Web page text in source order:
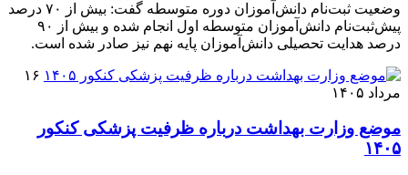
وضعیت ثبت‌نام دانش‌آموزان دوره متوسطه گفت: بیش از ۷۰ درصد
پیش‌ثبت‌نام دانش‌آموزان متوسطه اول انجام شده و بیش از ۹۰
درصد هدایت تحصیلی دانش‌آموزان پایه نهم نیز صادر شده است.
۱۶
مرداد ۱۴۰۵
موضع وزارت بهداشت درباره ظرفیت پزشکی کنکور
۱۴۰۵